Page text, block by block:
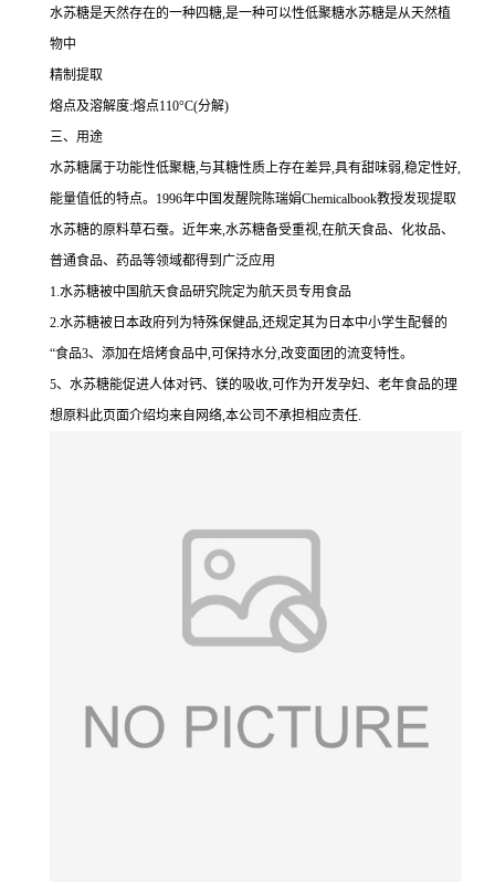
水苏糖是天然存在的一种四糖,是一种可以性低聚糖水苏糖是从天然植
物中
精制提取
熔点及溶解度:熔点110°C(分解)
三、用途
水苏糖属于功能性低聚糖,与其糖性质上存在差异,具有甜味弱,稳定性好,
能量值低的特点。1996年中国发醒院陈瑞娟Chemicalbook教授发现提取
水苏糖的原料草石蚕。近年来,水苏糖备受重视,在航天食品、化妆品、
普通食品、药品等领域都得到广泛应用
1.水苏糖被中国航天食品研究院定为航天员专用食品
2.水苏糖被日本政府列为特殊保健品,还规定其为日本中小学生配餐的
“食品3、添加在焙烤食品中,可保持水分,改变面团的流变特性。
5、水苏糖能促进人体对钙、镁的吸收,可作为开发孕妇、老年食品的理
想原料此页面介绍均来自网络,本公司不承担相应责任.